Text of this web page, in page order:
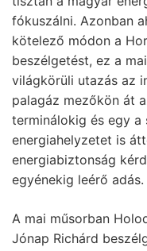
fókuszálni. Azonban
kötelező módon a
beszélgetést, ez a
világkörüli utazás az
palagáz mezőkön át
terminálokig és egy a
energiahelyzetet is
energiabiztonság
egyénekig leérő adás.
A mai műsorban
Jónap Richárd